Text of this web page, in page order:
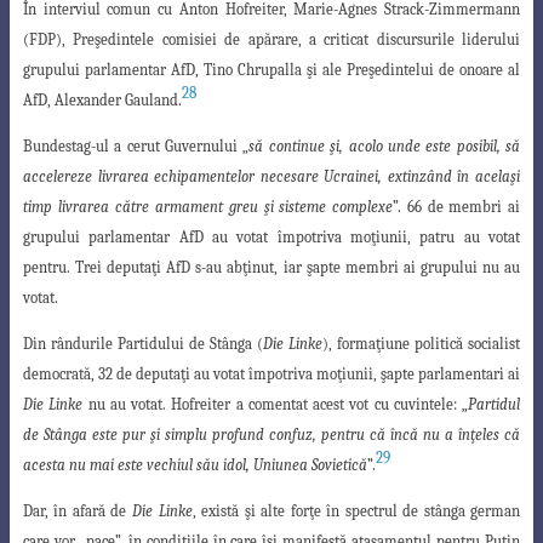
În interviul comun cu Anton Hofreiter, Marie-Agnes Strack-Zimmermann
(FDP),Preşedintele comisiei de apărare, a criticat discursurile liderului
grupului parlamentar AfD, Tino Chrupalla şi ale Preşedintelui de onoare al
AfD, Alexander Gauland.28
Bundestag-ul a cerut Guvernului „să continue şi, acolo unde este posibil, să
accelereze livrarea echipamentelor necesare Ucrainei, extinzând în acelaşi
timp livrarea către armament greu şi sisteme complexe”. 66 de membri ai
grupului parlamentar AfDau votat împotriva moţiunii, patru au votat
pentru. Trei deputaţi AfD s-au abţinut, iar şapte membri ai grupului nu au
votat.
Din rândurile Partidului de Stânga (Die Linke), formaţiune politică socialist
democrată, 32 de deputaţi au votat împotriva moţiunii, şapte parlamentari ai
Die Linke nu au votat. Hofreiter a comentat acest vot cu cuvintele: „ Partidul
de Stânga este pur şi simplu profund confuz, pentru că încă nu a înţeles că
acesta nu mai este vechiul său idol, Uniunea Sovietică”.29
Dar, în afară de Die Linke, există şi alte forţe în spectrul de stânga german